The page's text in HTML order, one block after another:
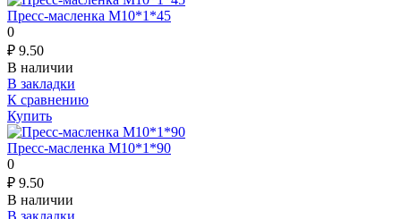
Пресс-масленка М10*1*45
0
₽ 9.50
В наличии
В закладки
К сравнению
Купить
Пресс-масленка М10*1*90
0
₽ 9.50
В наличии
В закладки